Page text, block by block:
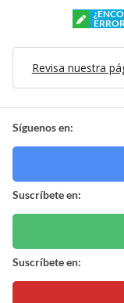
Revisa nuestra
Síguenos en:
Suscríbete en:
Suscríbete en: